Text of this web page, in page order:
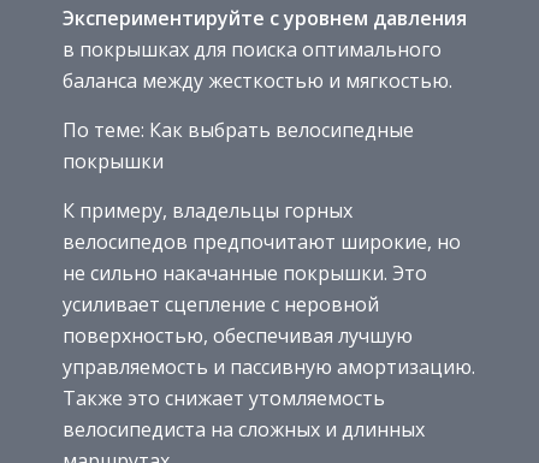
Экспериментируйте с уровнем давления
в покрышках для поиска оптимального
баланса между жесткостью и мягкостью.
По теме: Как выбрать велосипедные
покрышки
К примеру, владельцы горных
велосипедов предпочитают широкие, но
не сильно накачанные покрышки. Это
усиливает сцепление с неровной
поверхностью, обеспечивая лучшую
управляемость и пассивную амортизацию.
Также это снижает утомляемость
велосипедиста на сложных и длинных